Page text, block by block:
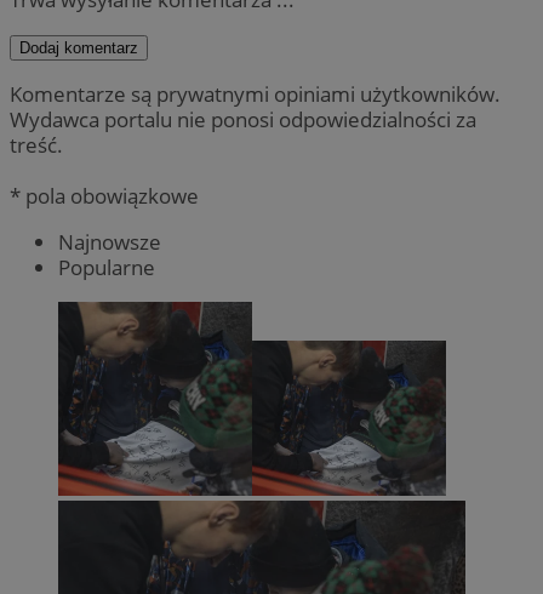
Dodaj komentarz
Komentarze są prywatnymi opiniami użytkowników.
Wydawca portalu nie ponosi odpowiedzialności za
treść.
* pola obowiązkowe
Najnowsze
Popularne